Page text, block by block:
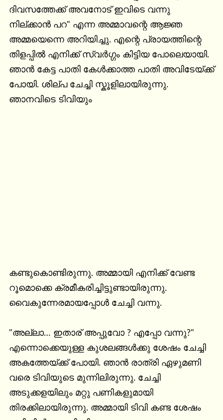
ദിവസത്തേക്ക് അവനോട് ഇവിടെ വന്നു
നില്ക്കാൻ പറ" എന്ന അമ്മാവന്റെ ആജ്ഞ
അമ്മയെന്നെ അറിയിച്ചു. എന്റെ പ്രായത്തിന്റെ
തിളപ്പിൽ എനിക്ക് സ്വര്‍ഗ്ഗം കിട്ടിയ പോലെയായി.
ഞാൻ കേട്ട പാതി കേള്‍ക്കാത്ത പാതി അവിടേയ്ക്ക്
പോയി. ശില്പ ചേച്ചി സ്കൂളിലായിരുന്നു.
ഞാനവിടെ ടിവിയും
കണ്ടുകൊണ്ടിരുന്നു. അമ്മായി എനിക്ക് വേണ്ട
റൂമൊക്കെ ക്രമീകരിച്ചിട്ടുണ്ടായിരുന്നു.
വൈകുന്നേരമായപ്പോൾ ചേച്ചി വന്നു.
"അല്ലാ… ഇതാര് അപ്പുവോ ? എപ്പോ വന്നു?"
എന്നൊക്കെയുള്ള കുശലങ്ങൾക്കു ശേഷം ചേച്ചി
അകത്തേയ്ക്ക് പോയി. ഞാൻ രാത്രി ഏഴുമണി
വരെ ടിവിയുടെ മുന്നിലിരുന്നു. ചേച്ചി
അടുക്കളയിലും മറ്റു പണികളുമായി
തിരക്കിലായിരുന്നു. അമ്മായി ടിവി കണ്ട ശേഷം